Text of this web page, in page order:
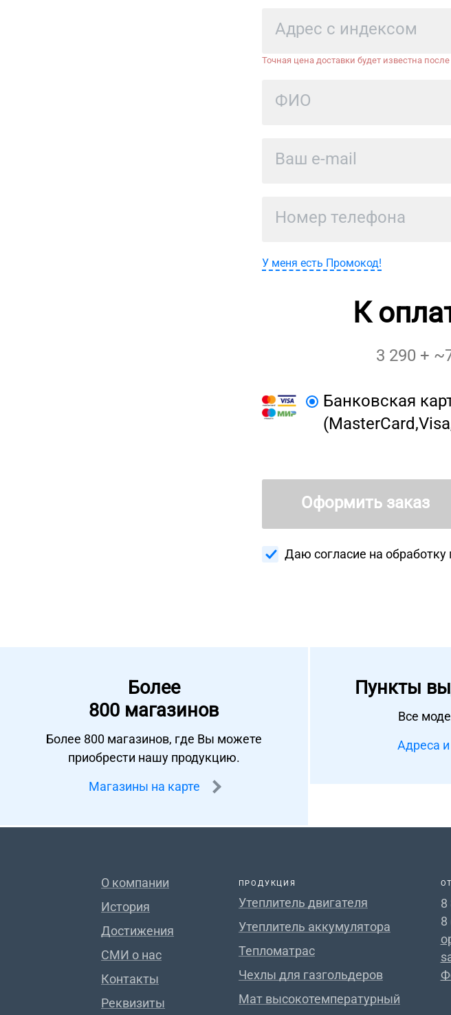
Точная цена доставки будет известна
У меня есть Промокод!
К
3 290 + ~
Банковская
Оформить заказ
Даю согласие на
Более
800 магазинов
Более 800 магазинов, где Вы можете
приобрести нашу продукцию.
Магазины на карте
Пункты
Все
Адреса
О компании
История
Достижения
СМИ о нас
Контакты
Реквизиты
ПРОДУКЦИЯ
Утеплитель двигателя
Утеплитель аккумулятора
Тепломатрас
Чехлы для газгольдеров
Мат высокотемпературный
8
8